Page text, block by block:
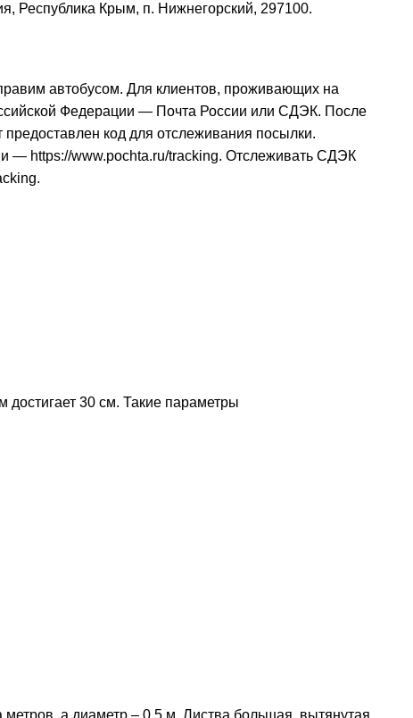
Республика Крым, п. Нижнегорский, 297100.
автобусом. Для клиентов, проживающих на
Федерации — Почта России или СДЭК. После
предоставлен код для отслеживания посылки.
— https://www.pochta.ru/tracking. Отслеживать СДЭК
.
30 см. Такие параметры